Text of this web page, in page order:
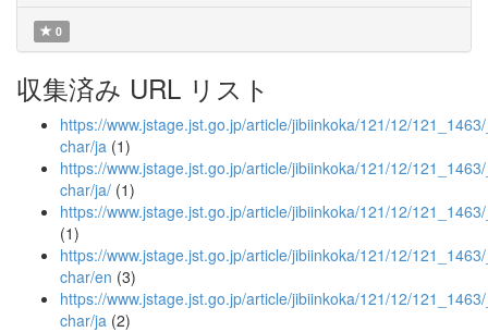
0
収集済み URL リスト
https://www.jstage.jst.go.jp/article/jibiinkoka/121/12/
char/ja (1)
https://www.jstage.jst.go.jp/article/jibiinkoka/121/12/
char/ja/ (1)
https://www.jstage.jst.go.jp/article/jibiinkoka/121/12/
(1)
https://www.jstage.jst.go.jp/article/jibiinkoka/121/12/
char/en (3)
https://www.jstage.jst.go.jp/article/jibiinkoka/121/12/
char/ja (2)